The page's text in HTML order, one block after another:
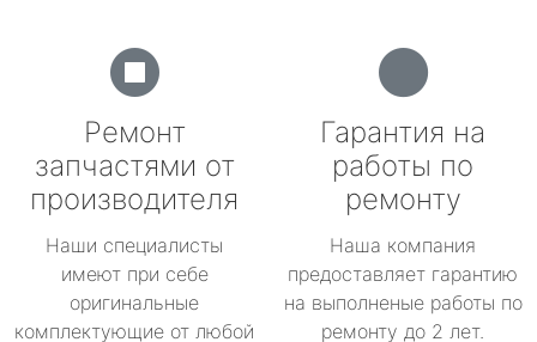
Ремонт
запчастями от
производителя
Наши специалисты
имеют при себе
оригинальные
комплектующие от любой
Гарантия на
работы по
ремонту
Наша компания
предоставляет гарантию
на выполненые работы по
ремонту до 2 лет.